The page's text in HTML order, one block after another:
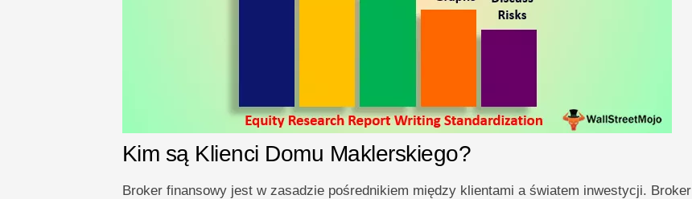
Kim są Klienci Domu Maklerskiego?
Broker finansowy jest w zasadzie pośrednikiem między klientami a światem inwestycji. Broker